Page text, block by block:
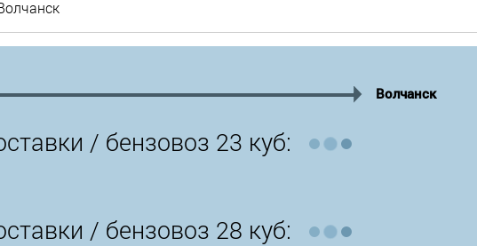
Волчанск
/ бензовоз 23 куб:
/ бензовоз 28 куб: